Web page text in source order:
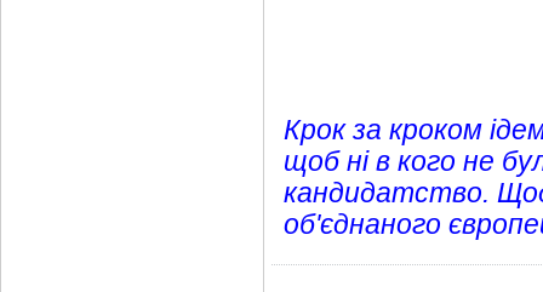
Крок за кроком
щоб ні в кого не
кандидатство.
об'єднаного